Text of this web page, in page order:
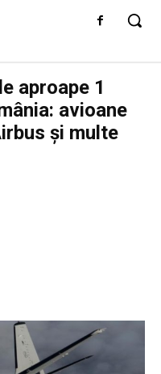
aproape 1
avioane
și multe